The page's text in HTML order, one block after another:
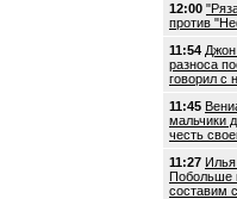
12:00
против
11:54
разноса
говорил с
11:45
мальчики
честь
11:27 Илья
Побольше
составим